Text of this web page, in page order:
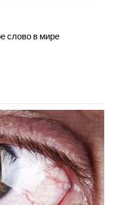
слово в мире